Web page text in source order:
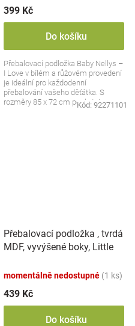
399 Kč
Do košíku
Přebalovací podložka Baby Nellys –
I Love v bílém a růžovém provedení
je ideální pro každodenní
přebalování vašeho děťátka. S
rozměry 85 x 72 cm poskytuje
Kód: 92271101
Přebalovací podložka , tvrdá
MDF, vyvýšené boky, Little
Nellys
momentálně nedostupné (1 ks)
439 Kč
Do košíku